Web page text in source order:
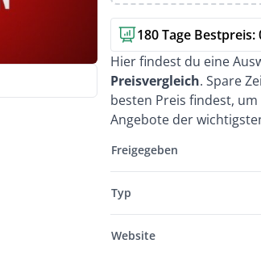
180 Tage Bestpreis:
Kurzbeschreibung
Hier findest du eine
Preisvergleich. Spare
besten Preis findest,
Angebote der
Freigegeben
Typ
Website